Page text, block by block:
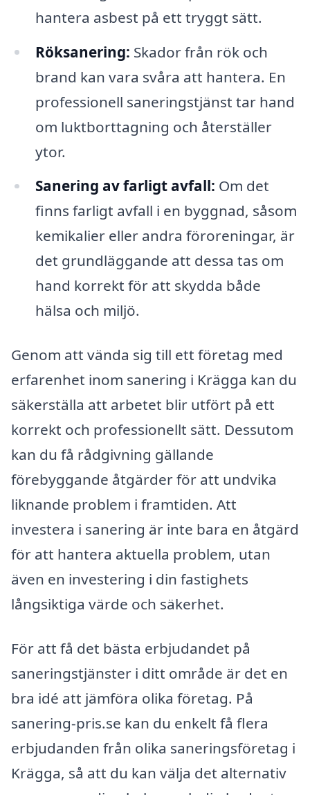
hantera asbest på ett tryggt sätt.
Röksanering: Skador från rök och
brand kan vara svåra att hantera. En
professionell saneringstjänst tar hand
om luktborttagning och återställer
ytor.
Sanering av farligt avfall: Om det
finns farligt avfall i en byggnad, såsom
kemikalier eller andra föroreningar, är
det grundläggande att dessa tas om
hand korrekt för att skydda både
hälsa och miljö.
Genom att vända sig till ett företag med
erfarenhet inom sanering i Krägga kan du
säkerställa att arbetet blir utfört på ett
korrekt och professionellt sätt. Dessutom
kan du få rådgivning gällande
förebyggande åtgärder för att undvika
liknande problem i framtiden. Att
investera i sanering är inte bara en åtgärd
för att hantera aktuella problem, utan
även en investering i din fastighets
långsiktiga värde och säkerhet.
För att få det bästa erbjudandet på
saneringstjänster i ditt område är det en
bra idé att jämföra olika företag. På
sanering-pris.se kan du enkelt få flera
erbjudanden från olika saneringsföretag i
Krägga, så att du kan välja det alternativ